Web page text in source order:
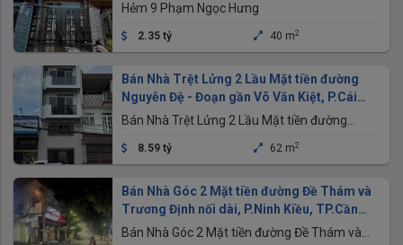
Hẻm 9 Phạm Ngọc Hưng
2.35 tỷ 40 m2
Bán Nhà Trệt Lửng 2 Lầu Mặt tiền đường
Nguyễn Đệ - Đoạn gần Võ Văn Kiệt, P.Cái
Khế
Bán Nhà Trệt Lửng 2 Lầu Mặt tiền đường
8.59 tỷ 62 m2
Bán Nhà Góc 2 Mặt tiền đường Đề Thám và
Trương Định nối dài, P.Ninh Kiều, TP.Cần
Thơ
Bán Nhà Góc 2 Mặt tiền đường Đề Thám và